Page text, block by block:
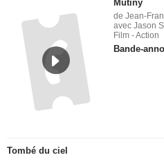
Mutiny
de Jean-
avec Jason
Film - Action
Bande-
Tombé du ciel